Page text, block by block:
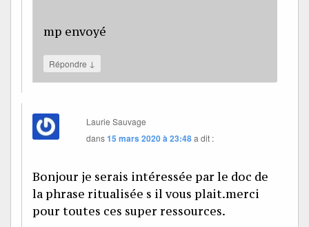
mp envoyé
Répondre ↓
Laurie Sauvage
dans15 mars 2020 à 23:48a dit :
Bonjour je serais intéressée par le doc de
la phrase ritualisée s il vous plait.merci
pour toutes ces super ressources.